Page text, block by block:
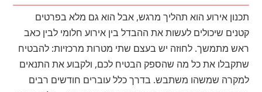
תכנון אירוע הוא תהליך מרגש, אבל הוא גם מלא בפרטים
קטנים שיכולים לעשות את ההבדל בין אירוע חלומי לבין כאב
ראש מתמשך. לחוזה יש בעצם שתי מטרות מרכזיות: להבטיח
שתקבלו את כל מה שהספק הבטיח לכם, ולקבוע את התנאים
למקרה שמשהו משתבש. בדרך כלל עוברים חודשים רבים